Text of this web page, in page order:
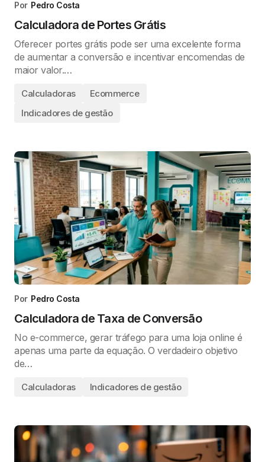
Por Pedro Costa
Calculadora de Portes Grátis
Oferecer portes grátis pode ser uma excelente forma
de aumentar a conversão e incentivar encomendas de
maior valor.…
Calculadoras
Ecommerce
Indicadores de gestão
Por Pedro Costa
Calculadora de Taxa de Conversão
No e-commerce, gerar tráfego para uma loja online é
apenas uma parte da equação. O verdadeiro objetivo
de…
Calculadoras Indicadores de gestão